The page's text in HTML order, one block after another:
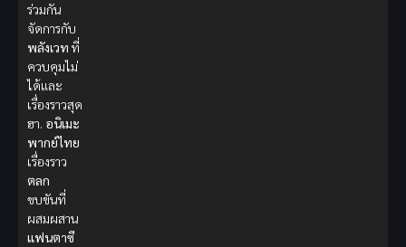
ร่วมกัน
จัดการกับ
พลังเวท ที่
ควบคุมไม่
ได้และ
เรื่องราวสุด
ฮา. อนิเมะ
พากย์ไทย
เรื่องราว
ตลก
ขบขันที่
ผสมผสาน
แฟนตาซี